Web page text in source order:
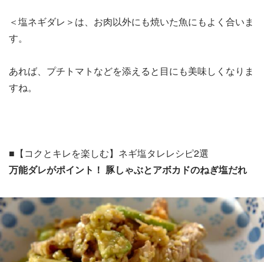
＜塩ネギダレ＞は、お肉以外にも焼いた魚にもよく合いま
す。
あれば、プチトマトなどを添えると目にも美味しくなりま
すね。
■【コクとキレを楽しむ】ネギ塩タレレシピ2選
万能ダレがポイント！ 豚しゃぶとアボカドのねぎ塩だれ